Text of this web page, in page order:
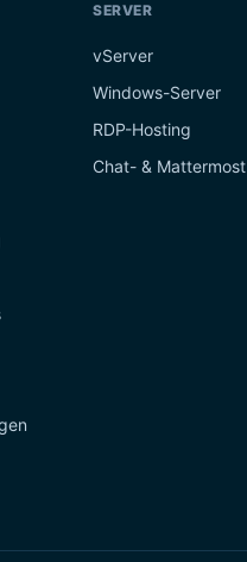
SERVER
vServer
Windows-Server
RDP-Hosting
Chat- & Mattermost